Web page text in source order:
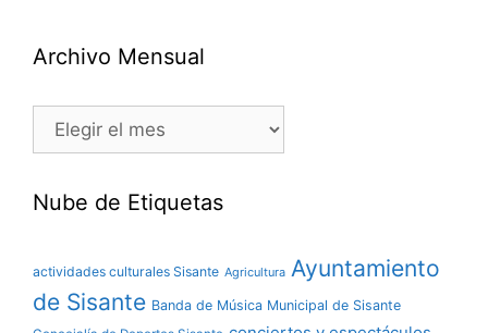
Archivo Mensual
Nube de Etiquetas
actividades culturales Sisante Agricultura Ayuntamiento
de Sisante Banda de Música Municipal de Sisante